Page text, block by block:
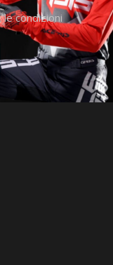
condizioni